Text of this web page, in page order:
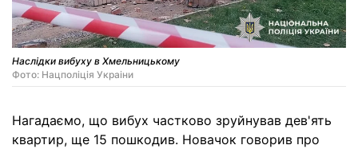
Наслідки вибуху в Хмельницькому
Фото: Нацполiцiя Украiни
Нагадаємо, що вибух частково зруйнував дев'ять
квартир, ще 15 пошкодив. Новачок говорив про